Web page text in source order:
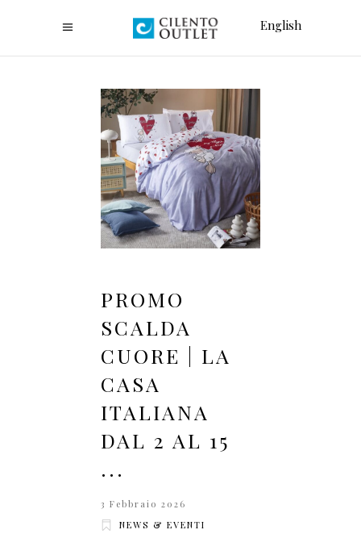
English
PROMO
SCALDA
CUORE | LA
CASA
ITALIANA
DAL 2 AL 15
...
3 Febbraio 2026
NEWS & EVENTI